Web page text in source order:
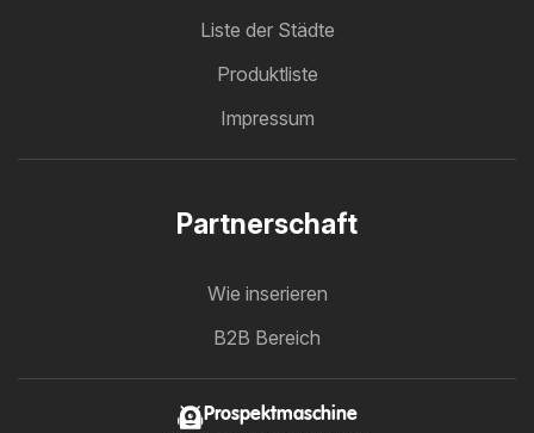
Liste der Städte
Produktliste
Impressum
Partnerschaft
Wie inserieren
B2B Bereich
Prospektmaschine